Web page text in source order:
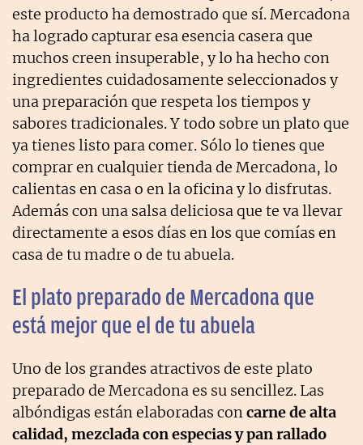
este producto ha demostrado que sí. Mercadona
ha logrado capturar esa esencia casera que
muchos creen insuperable, y lo ha hecho con
ingredientes cuidadosamente seleccionados y
una preparación que respeta los tiempos y
sabores tradicionales. Y todo sobre un plato que
ya tienes listo para comer. Sólo lo tienes que
comprar en cualquier tienda de Mercadona, lo
calientas en casa o en la oficina y lo disfrutas.
Además con una salsa deliciosa que te va llevar
directamente a esos días en los que comías en
casa de tu madre o de tu abuela.
El plato preparado de Mercadona que
está mejor que el de tu abuela
Uno de los grandes atractivos de este plato
preparado de Mercadona es su sencillez. Las
albóndigas están elaboradas concarne de alta
calidad, mezclada con especias y pan rallado